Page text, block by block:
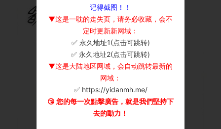
记得截图！！
▼这是一耽的走失页，请务必收藏，会不
定时更新新网域：
✅ 永久地址1(点击可跳转)
✅ 永久地址2(点击可跳转)
▼这是大陆地区网域，会自动跳转最新的
网域：
✅ https://yidanmh.me/
😘 您的每一次點擊廣告，就是我們堅持下
去的動力！